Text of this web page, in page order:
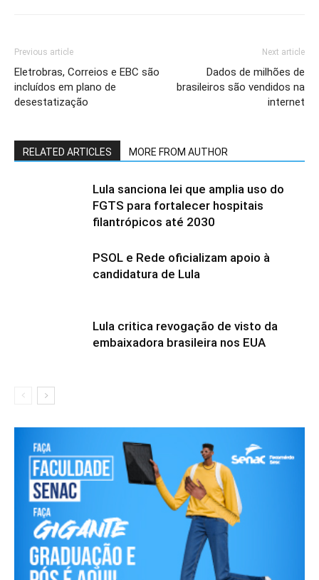
Previous article
Eletrobras, Correios e EBC são
incluídos em plano de
desestatização
Next article
Dados de milhões de
brasileiros são vendidos na
internet
RELATED ARTICLES MORE FROM AUTHOR
Lula sanciona lei que amplia uso do
FGTS para fortalecer hospitais
filantrópicos até 2030
PSOL e Rede oficializam apoio à
candidatura de Lula
Lula critica revogação de visto da
embaixadora brasileira nos EUA